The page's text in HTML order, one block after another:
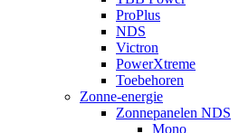
ProPlus
NDS
Victron
PowerXtreme
Toebehoren
Zonne-energie
Zonnepanelen NDS
Mono